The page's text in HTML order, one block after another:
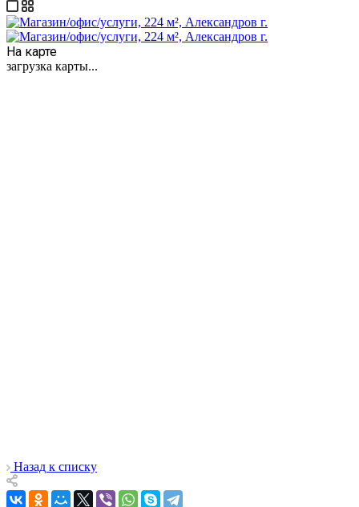
На карте
загрузка карты...
Назад к списку